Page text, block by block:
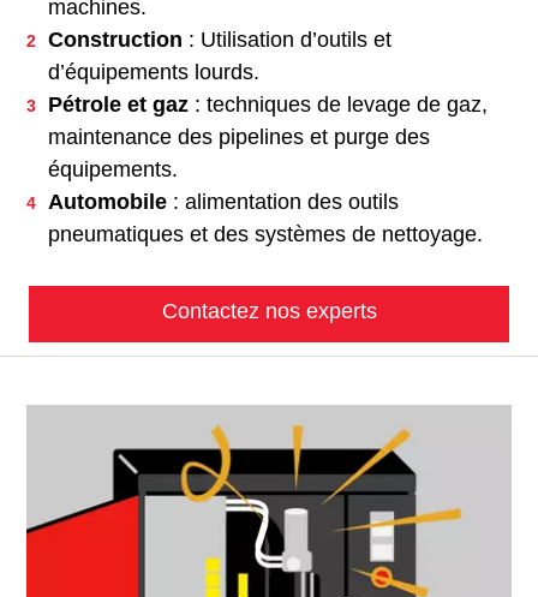
machines.
Construction : Utilisation d’outils et
d’équipements lourds.
Pétrole et gaz: techniques de levage de gaz,
maintenance des pipelines et purge des
équipements.
Automobile: alimentation des outils
pneumatiques et des systèmes de nettoyage.
Contactez nos experts